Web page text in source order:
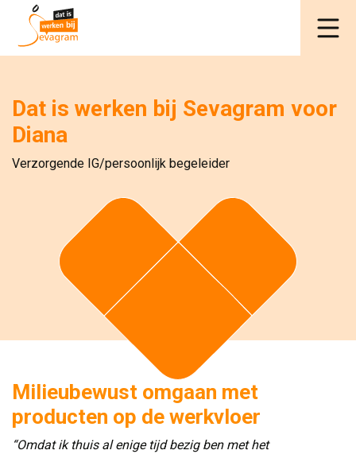
Dat is werken bij Sevagram voor
Diana
Verzorgende IG/persoonlijk begeleider
Milieubewust omgaan met
producten op de werkvloer
“Omdat ik thuis al enige tijd bezig ben met het